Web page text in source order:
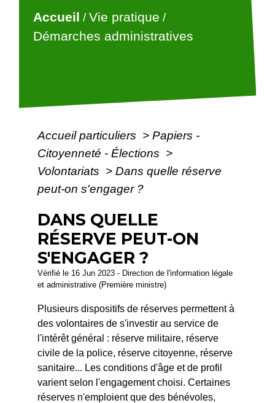
Accueil /Vie pratique /
Démarches administratives
Accueil particuliers > Papiers -
Citoyenneté - Élections >
Volontariats > Dans quelle réserve
peut-on s'engager ?
DANS QUELLE
RÉSERVE PEUT-ON
S'ENGAGER ?
Vérifié le 16 Jun 2023 - Direction de l'information légale
et administrative (Première ministre)
Plusieurs dispositifs de réserves permettent à
des volontaires de s'investir au service de
l'intérêt général : réserve militaire, réserve
civile de la police, réserve citoyenne, réserve
sanitaire... Les conditions d'âge et de profil
varient selon l'engagement choisi. Certaines
réserves n'emploient que des bénévoles,